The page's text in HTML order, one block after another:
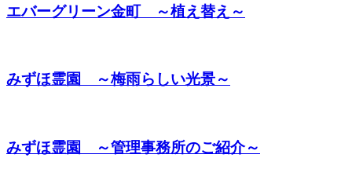
エバーグリーン金町 ～植え替え～
みずほ霊園 ～梅雨らしい光景～
みずほ霊園 ～管理事務所のご紹介～